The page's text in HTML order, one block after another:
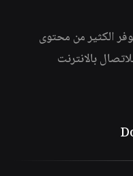
الكثير من محتوى
بالانترنت